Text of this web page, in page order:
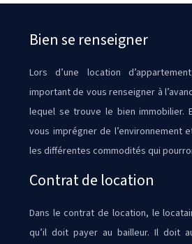
Bien se renseigner
Lors d’une location
important de vous renseigner à
lequel se trouve le bien immobilier.
vous imprégner de l’environnement
les différentes commodités qui
Contrat de location
Dans le contrat de location, le
qu’il doit payer au bailleur. Il doit